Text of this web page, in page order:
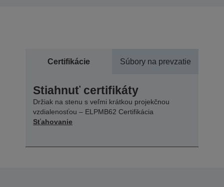
Certifikácie Súbory na prevzatie
Stiahnuť certifikáty
Držiak na stenu s veľmi krátkou projekčnou
vzdialenosťou – ELPMB62 Certifikácia
Sťahovanie